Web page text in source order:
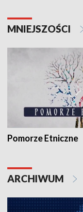
MNIEJSZOŚCI
Pomorze Etniczne
ARCHIWUM